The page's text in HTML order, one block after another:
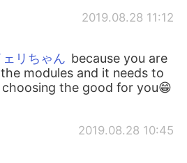
Tiếng Việt
2019.08.28 11:12
リちゃん because you are
modules and it needs to
the good for you😁
2019.08.28 10:45